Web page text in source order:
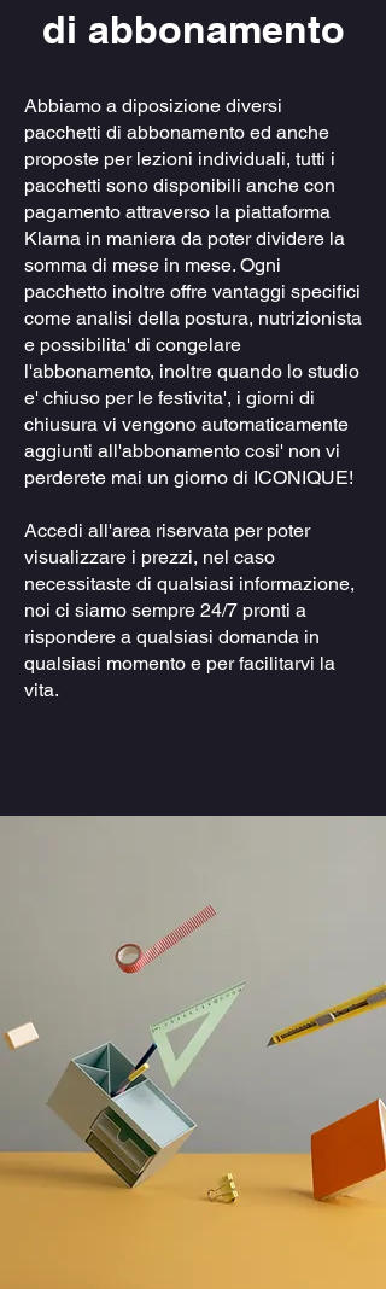
di abbonamento
Abbiamo a diposizione diversi
pacchetti di abbonamento ed anche
proposte per lezioni individuali, tutti i
pacchetti sono disponibili anche con
pagamento attraverso la piattaforma
Klarna in maniera da poter dividere la
somma di mese in mese. Ogni
pacchetto inoltre offre vantaggi specifici
come analisi della postura, nutrizionista
e possibilita' di congelare
l'abbonamento, inoltre quando lo studio
e' chiuso per le festivita', i giorni di
chiusura vi vengono automaticamente
aggiunti all'abbonamento cosi' non vi
perderete mai un giorno di ICONIQUE!
Accedi all'area riservata per poter
visualizzare i prezzi, nel caso
necessitaste di qualsiasi informazione,
noi ci siamo sempre 24/7 pronti a
rispondere a qualsiasi domanda in
qualsiasi momento e per facilitarvi la
vita.